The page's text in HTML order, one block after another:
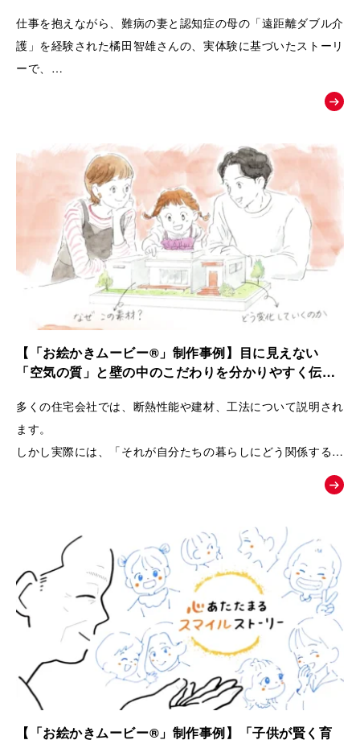
仕事を抱えながら、難病の妻と認知症の母の「遠距離ダブル介
護」を経験された橘田智雄さんの、実体験に基づいたストーリ
ーで、
働き盛りでの介護離職防止や、ケアラーのメンタルヘルスとい
う現代の重要な社会課題にスポットを当てた、啓発・相談窓口
【「お絵かきムービー®」制作事例】目に見えない
「空気の質」と壁の中のこだわりを分かりやすく伝え
多くの住宅会社では、断熱性能や建材、工法について説明され
ます。
しかし実際には、「それが自分たちの暮らしにどう関係するの
か」が伝わりにくく、お客様の記憶に残りにくいという課題が
そこで本作品では、「子どもの湿疹」「夫のアレルギー」とい
う、多くの子育て世代が共感しやすい悩みを入口に設定しまし
た。
そして、家づくりを通して健康や暮らしが変化していく過程を
追体験していただくことで、
「空気の質」「見えない部分の素材」「長く快適に暮らせる家
づくり」の大切さを、感情とともに自然に理解していただける
構成になっています。
【「お絵かきムービー®」制作事例】「子供が賢く育